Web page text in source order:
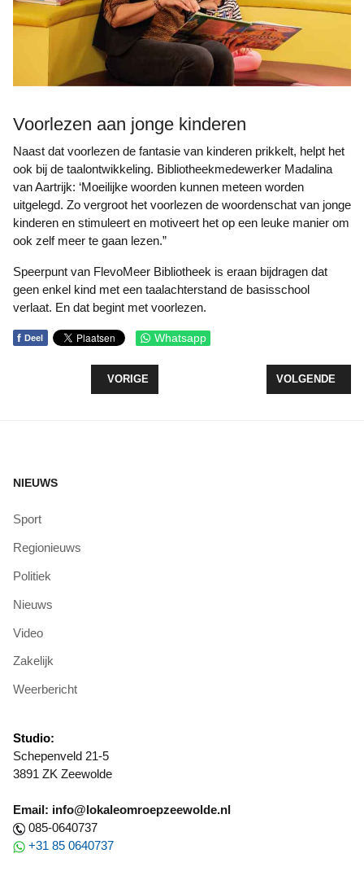
Voorlezen aan jonge kinderen
Naast dat voorlezen de fantasie van kinderen prikkelt, helpt het
ook bij de taalontwikkeling. Bibliotheekmedewerker Madalina
van Aartrijk: ‘Moeilijke woorden kunnen meteen worden
uitgelegd. Zo vergroot het voorlezen de woordenschat van jonge
kinderen en stimuleert en motiveert het op een leuke manier om
ook zelf meer te gaan lezen.”
Speerpunt van FlevoMeer Bibliotheek is eraan bijdragen dat
geen enkel kind met een taalachterstand de basisschool
verlaat. En dat begint met voorlezen.
f Deel Whatsapp
VORIG ARTIKEL: WATERSCOUTS VAN NAWAKA
VORIGE VOLGENDE
VOLGENDE
NIEUWS
Sport
Regionieuws
Politiek
Nieuws
Video
Zakelijk
Weerbericht
Studio:
Schepenveld 21-5
3891 ZK Zeewolde
Email: info@lokaleomroepzeewolde.nl
085-0640737
+31 85 0640737